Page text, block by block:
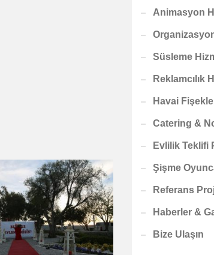
Animasyon
Süsleme
Reklamcılık
Havai
Catering &
Evlilik Teklifi
Şişme
Referans
Haberler &
Bize Ulaşın